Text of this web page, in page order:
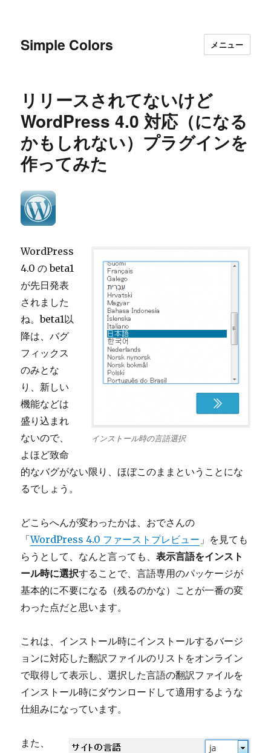
Simple Colors メニュー
リリースされてないけど
WordPress 4.0 対応（になる
かもしれない）プラグインを
作ってみた
インストール時の言語選択
WordPress
4.0 の beta1
が先日発表
されました
ね。beta1以
降は、バグ
フィックス
のみとな
り、新しい
機能などは
盛り込まれ
ないので、
よほど致命
的なバグがない限り、ほぼこのままということにな
るでしょう。
どこらへんが変わったかは、おでさんの
「WordPress 4.0 ファーストプレビュー 」を見ても
らうとして、なんと言っても、表示言語をインスト
ール時に選択することで、言語専用のパッケージが
基本的に不要になる（残るのかな）ことが一番の変
わった点だと思います。
これは、インストール時にインストールするバージ
ョンに対応した翻訳ファイルのリストをオンライン
で取得して表示し、選択した言語の翻訳ファイルを
インストール時にダウンロードして適用するような
仕組みになっています。
また、